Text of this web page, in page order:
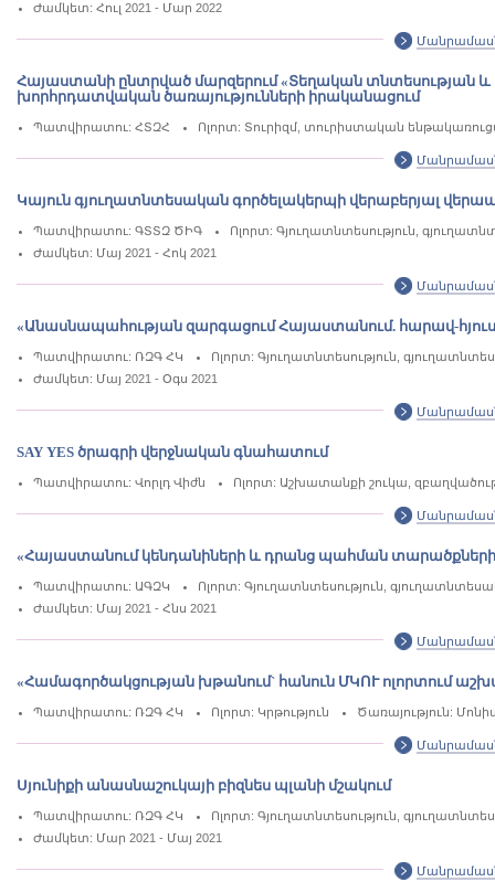
Ժամկետ: Հուլ 2021 - Մար 2022
Հայաստանի ընտրված մարզերում «Տեղական տնտեսության
խորհրդատվական ծառայությունների իրականացում
Պատվիրատու: ՀՏԶՀ Ոլորտ: Տուրիզմ, տուրիստական
Կայուն գյուղատնտեսական գործելակերպի վերաբերյալ
Պատվիրատու: ԳՏՏԶ ԾԻԳ
Ոլորտ: Գյուղատնտեսություն,
Ժամկետ: Մայ 2021 - Հոկ 2021
«Անասնապահության զարգացում Հայաստանում. հարավ-
Պատվիրատու: ՌԶԳ ՀԿ
Ոլորտ: Գյուղատնտեսություն,
Ժամկետ: Մայ 2021 - Օգս 2021
SAY YES ծրագրի վերջնական գնահատում
Պատվիրատու: Վորլդ Վիժն Ոլորտ: Աշխատանքի շուկա,
«Հայաստանում կենդանիների և դրանց պահման
Պատվիրատու: ԱԳԶԿ
Ոլորտ: Գյուղատնտեսություն,
Ժամկետ: Մայ 2021 - Հնս 2021
«Համագործակցության խթանում` հանուն ՄԿՈՒ ոլորտում
Պատվիրատու: ՌԶԳ ՀԿ Ոլորտ: Կրթություն Ծառայություն:
Սյունիքի անասնաշուկայի բիզնես պլանի մշակում
Պատվիրատու: ՌԶԳ ՀԿ
Ոլորտ: Գյուղատնտեսություն,
Ժամկետ: Մար 2021 - Մայ 2021